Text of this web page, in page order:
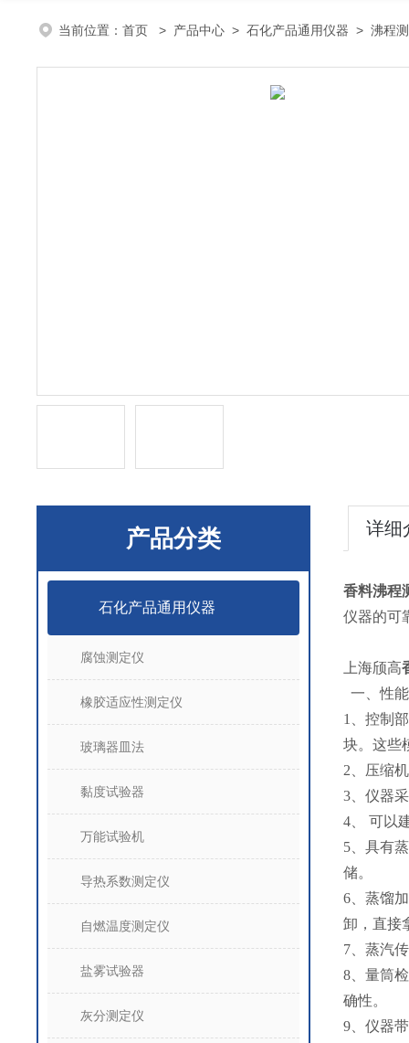
当前位置： 首页 > 产品中心 > 石化产品通用仪器 > 沸程
产品分类
石化产品通用仪器
腐蚀测定仪
橡胶适应性测定仪
玻璃器皿法
黏度试验器
万能试验机
导热系数测定仪
自燃温度测定仪
盐雾试验器
灰分测定仪
详细
香料沸程
仪器的可
上海颀高
一、性
1、控制
块。这些
2、压缩
3、仪器
4、 可以
5、具有
储。
6、蒸馏
卸，直接
7、蒸汽
8、量筒
确性。
9、仪器